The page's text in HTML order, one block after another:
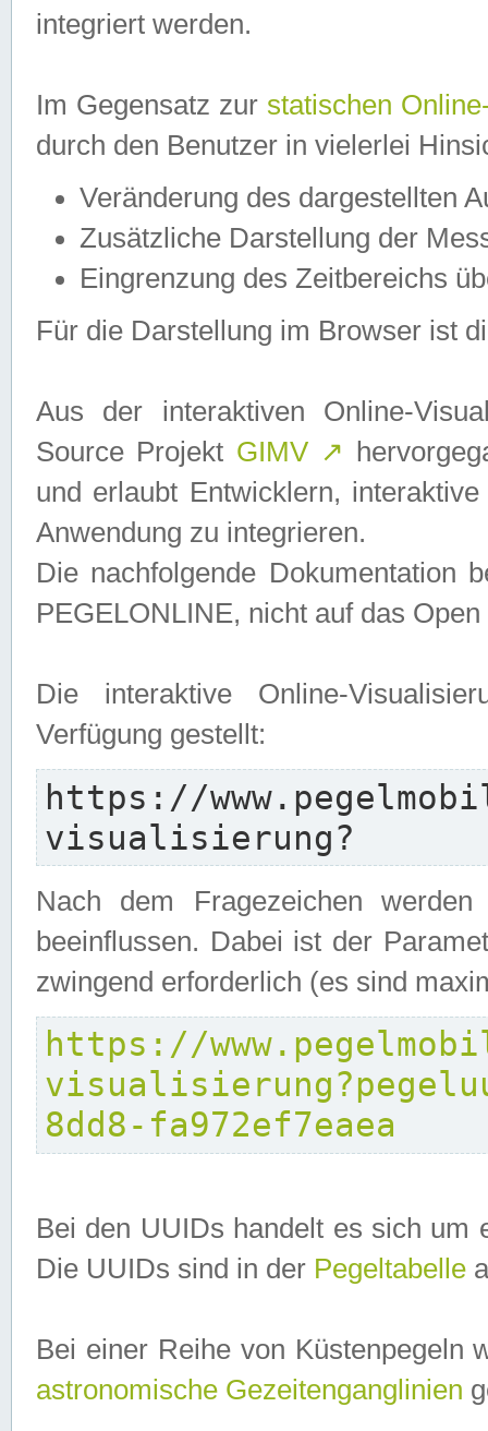
integriert werden.
Im Gegensatz zur statischen
durch den Benutzer in vielerlei
Veränderung des dargestellten
Zusätzliche Darstellung der
Eingrenzung des Zeitbereichs
Für die Darstellung im Browser ist
Aus der interaktiven Online-
Source Projekt GIMV ↗
und erlaubt Entwicklern,
Anwendung zu integrieren.
Die nachfolgende Dokumentation
PEGELONLINE, nicht auf das
Die interaktive Online-
Verfügung gestellt:
https://
visualisierung?
Nach dem Fragezeichen
beeinflussen. Dabei ist der
zwingend erforderlich (es sind
https://
8dd8-fa972ef7eaea
Bei den UUIDs handelt es sich um
Die UUIDs sind in der Pegeltabelle
Bei einer Reihe von Küstenpegeln
astronomische Gezeitenganglinien